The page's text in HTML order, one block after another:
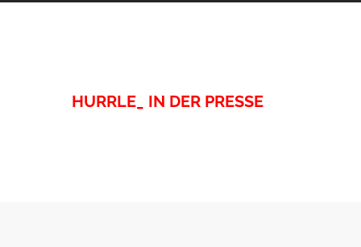
HURRLE_ IN DER PRESSE